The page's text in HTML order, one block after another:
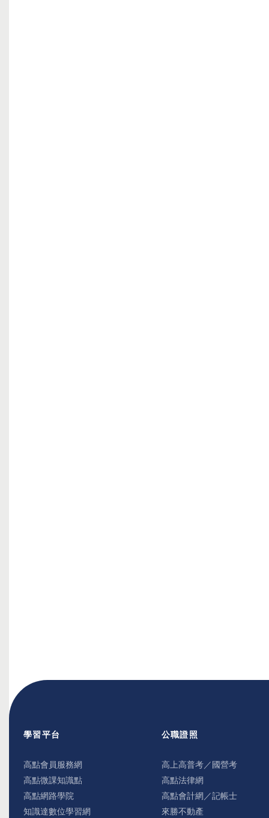
學習平台
高點會員服務網
高點微課知識點
高點網路學院
知識達數位學習網
公職證照
高上高普考／國營考
高點法律網
高點會計網／記帳士
來勝不動產